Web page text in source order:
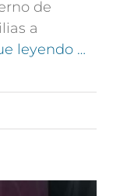
de
a
leyendo …